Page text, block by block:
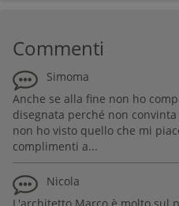
Commenti
Simoma
Anche se alla fine non ho
disegnata perché non
non ho visto quello che mi
complimenti a...
Nicola